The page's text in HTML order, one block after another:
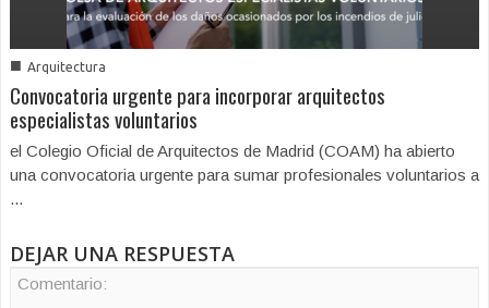
■ Arquitectura
Convocatoria urgente para incorporar arquitectos
especialistas voluntarios
el Colegio Oficial de Arquitectos de Madrid (COAM) ha abierto
una convocatoria urgente para sumar profesionales voluntarios a
...
DEJAR UNA RESPUESTA